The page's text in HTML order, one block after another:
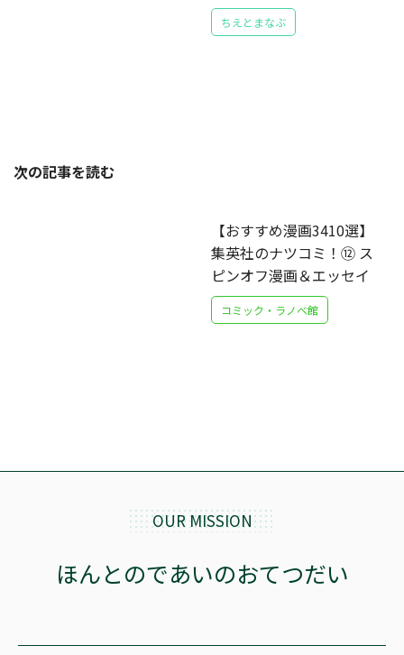
ちえとまなぶ
次の記事を読む
【おすすめ漫画3410選】
集英社のナツコミ！⑫ ス
ピンオフ漫画＆エッセイ
コミック・ラノベ館
OUR MISSION
ほんとのであいのおてつだい